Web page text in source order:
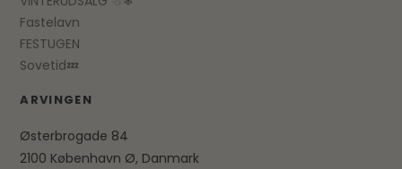
Fastelavn
FESTUGEN
Sovetid💤
ARVINGEN
Østerbrogade 84
2100 København Ø, Danmark